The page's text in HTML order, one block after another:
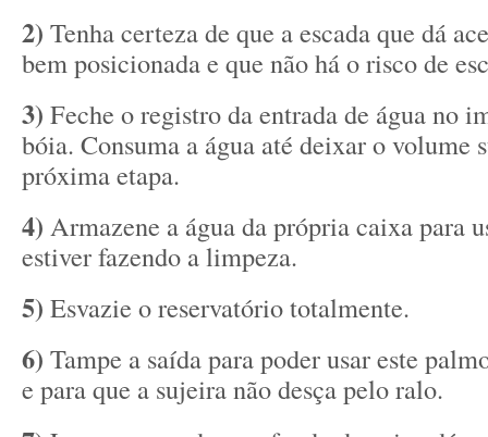
2) Tenha certeza de que a escada que dá
bem posicionada e que não há o risco de
3) Feche o registro da entrada de água no
bóia. Consuma a água até deixar o volume
próxima etapa.
4) Armazene a água da própria caixa para
estiver fazendo a limpeza.
5) Esvazie o reservatório totalmente.
6) Tampe a saída para poder usar este
e para que a sujeira não desça pelo ralo.